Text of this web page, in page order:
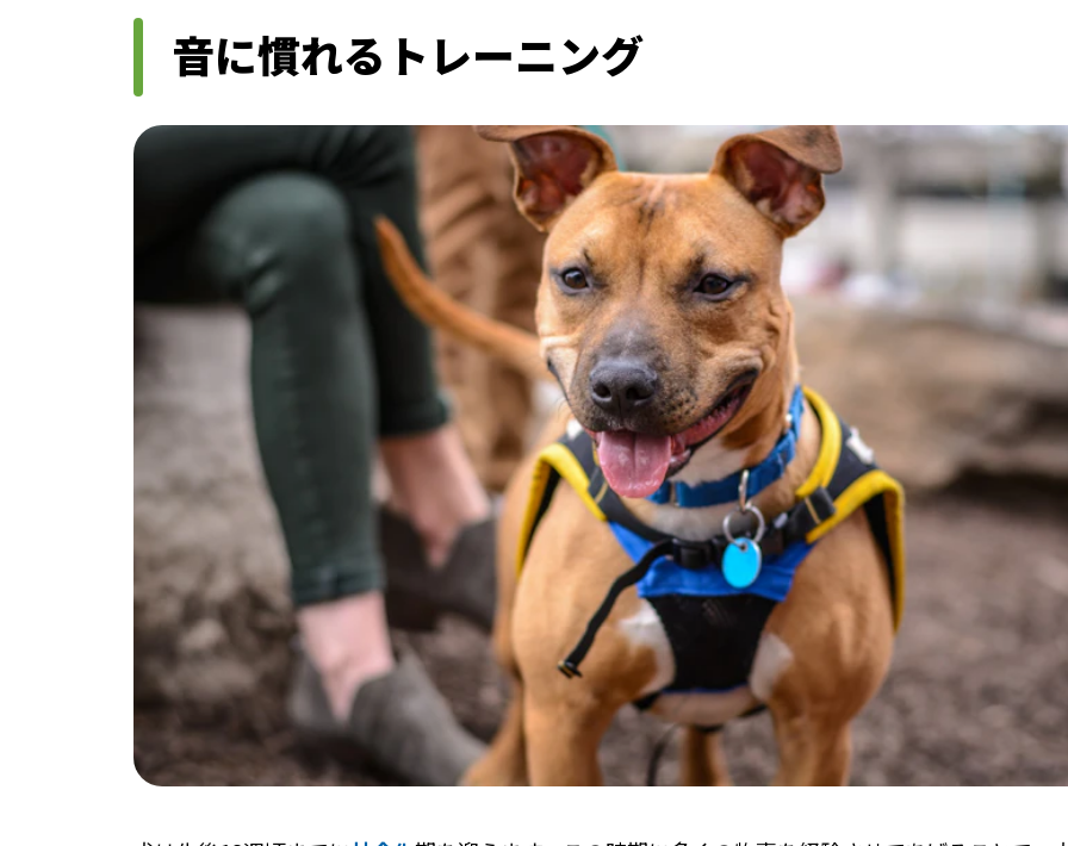
音に慣れるトレーニング